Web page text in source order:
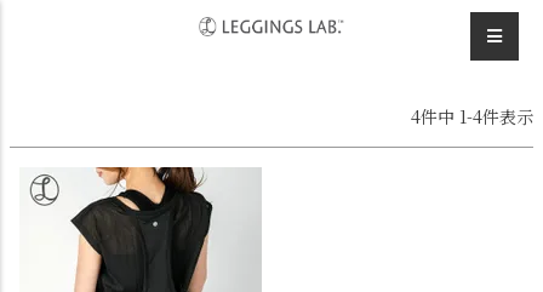
いくらさんのレビュー
4件中 1-4件表示